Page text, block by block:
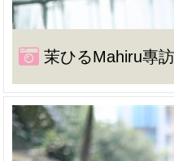
茉ひるMahiru專訪